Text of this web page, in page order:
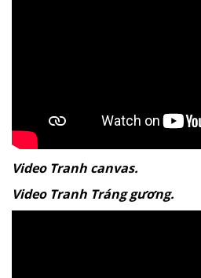
Video Tranh canvas.
Video Tranh Tráng gương.